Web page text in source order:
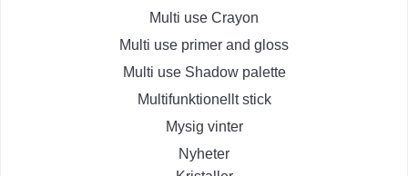
Multi use Crayon
Multi use primer and gloss
Multi use Shadow palette
Multifunktionellt stick
Mysig vinter
Nyheter